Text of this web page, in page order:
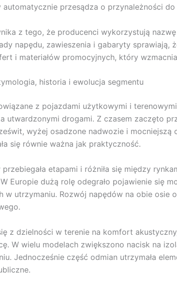
przesądza o przynależności do
z tego, że producenci wykorzystują
napędu, zawieszenia i gabaryty
i materiałów promocyjnych, który
historia i ewolucja segmentu
z pojazdami użytkowymi i
utwardzonymi drogami. Z czasem zaczęto
wyżej osadzone nadwozie i
się równie ważna jak praktyczność.
etapami i różniła się między
Europie dużą rolę odegrało pojawienie się
w utrzymaniu. Rozwój napędów na obie osie
z dzielności w terenie na komfort
W wielu modelach zwiększono nacisk na
Jednocześnie część odmian utrzymała